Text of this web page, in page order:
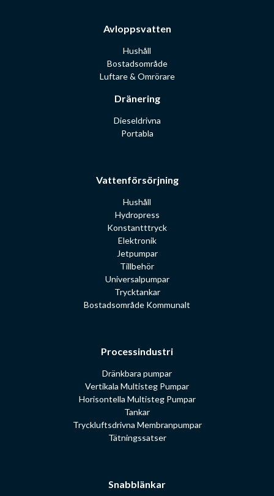
Avloppsvatten
Hushåll
Bostadsområde
Luftare & Omrörare
Dränering
Dieseldrivna
Portabla
Vattenförsörjning
Hushåll
Hydropress
Konstantttryck
Elektronik
Jetpumpar
Tillbehör
Universalpumpar
Trycktankar
Bostadsområde Kommunalt
Processindustri
Dränkbara pumpar
Vertikala Multisteg Pumpar
Horisontella Multisteg Pumpar
Tankar
Tryckluftsdrivna Membranpumpar
Tätningssatser
Snabblänkar